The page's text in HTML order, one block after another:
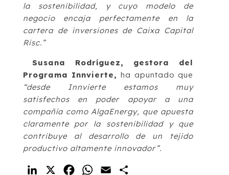
la sostenibilidad, y cuyo modelo de
negocio encaja perfectamente en la
cartera de inversiones de Caixa Capital
Risc.”
Susana Rodríguez, gestora del
Programa Innvierte, ha apuntado que
“desde Innvierte estamos muy
satisfechos en poder apoyar a una
compañía como AlgaEnergy, que apuesta
claramente por la sostenibilidad y que
contribuye al desarrollo de un tejido
productivo altamente innovador”.
LinkedIn FacebookWhatsApp
Email